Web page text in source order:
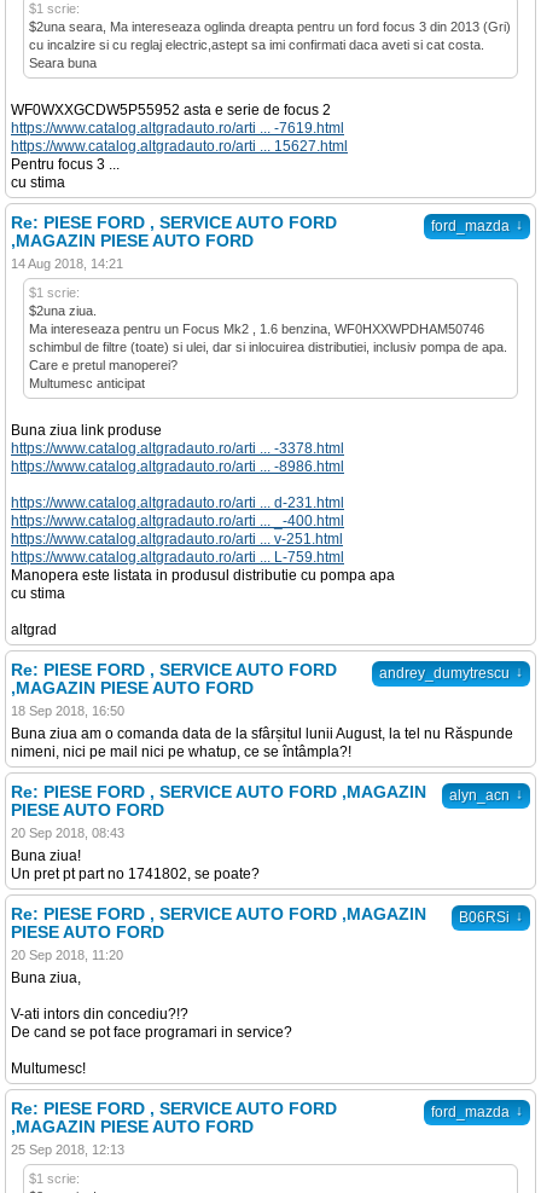
$1 scrie:
$2una seara, Ma intereseaza oglinda dreapta pentru un ford focus 3 din 2013 (Gri)
cu incalzire si cu reglaj electric,astept sa imi confirmati daca aveti si cat costa.
Seara buna
WF0WXXGCDW5P55952 asta e serie de focus 2
https://www.catalog.altgradauto.ro/arti ... -7619.html
https://www.catalog.altgradauto.ro/arti ... 15627.html
Pentru focus 3 ...
cu stima
ford_mazda ↓
Re: PIESE FORD , SERVICE AUTO FORD
,MAGAZIN PIESE AUTO FORD
14 Aug 2018, 14:21
$1 scrie:
$2una ziua.
Ma intereseaza pentru un Focus Mk2 , 1.6 benzina, WF0HXXWPDHAM50746
schimbul de filtre (toate) si ulei, dar si inlocuirea distributiei, inclusiv pompa de apa.
Care e pretul manoperei?
Multumesc anticipat
Buna ziua link produse
https://www.catalog.altgradauto.ro/arti ... -3378.html
https://www.catalog.altgradauto.ro/arti ... -8986.html
https://www.catalog.altgradauto.ro/arti ... d-231.html
https://www.catalog.altgradauto.ro/arti ... _-400.html
https://www.catalog.altgradauto.ro/arti ... v-251.html
https://www.catalog.altgradauto.ro/arti ... L-759.html
Manopera este listata in produsul distributie cu pompa apa
cu stima
altgrad
andrey_dumytrescu ↓
Re: PIESE FORD , SERVICE AUTO FORD
,MAGAZIN PIESE AUTO FORD
18 Sep 2018, 16:50
Buna ziua am o comanda data de la sfârșitul lunii August, la tel nu Răspunde
nimeni, nici pe mail nici pe whatup, ce se întâmpla?!
alyn_acn ↓
Re: PIESE FORD , SERVICE AUTO FORD ,MAGAZIN
PIESE AUTO FORD
20 Sep 2018, 08:43
Buna ziua!
Un pret pt part no 1741802, se poate?
B06RSi ↓
Re: PIESE FORD , SERVICE AUTO FORD ,MAGAZIN
PIESE AUTO FORD
20 Sep 2018, 11:20
Buna ziua,
V-ati intors din concediu?!?
De cand se pot face programari in service?
Multumesc!
ford_mazda ↓
Re: PIESE FORD , SERVICE AUTO FORD
,MAGAZIN PIESE AUTO FORD
25 Sep 2018, 12:13
$1 scrie: